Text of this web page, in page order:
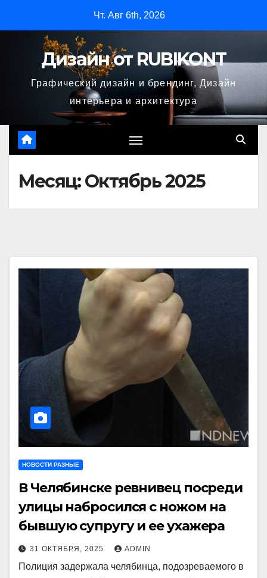
содержимому
Чт. Авг 6th, 2026
Дизайн от RUBIKONT
Графический дизайн и брендинг, Дизайн
интерьера и архитектура
Месяц:Октябрь 2025
НОВОСТИ РАЗНЫЕ
В Челябинске ревнивец посреди
улицы набросился с ножом на
бывшую супругу и ее ухажера
31 ОКТЯБРЯ, 2025 ADMIN
Полиция задержала челябинца, подозреваемого в